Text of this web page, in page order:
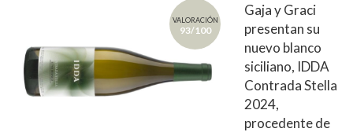
VALORACIÓN
93/100
Gaja y Graci
presentan su
nuevo blanco
siciliano, IDDA
Contrada Stella
2024,
procedente de